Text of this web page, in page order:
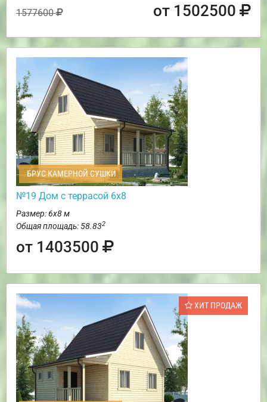
1577600 от 1502500
БРУС КАМЕРНОЙ СУШКИ
№19 Дом с террасой 6х8
Размер: 6х8 м
Общая площадь: 58.832
от 1403500
ХИТ ПРОДАЖ